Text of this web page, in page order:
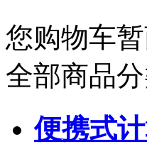
您购物车
全部商品
便携式